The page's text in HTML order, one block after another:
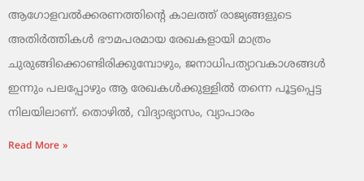
ആഗോളവൽക്കരണത്തിന്റെ കാലത്ത് രാജ്യങ്ങളുടെ
അതിർത്തികൾ ഭൗമപരമായ രേഖകളായി മാത്രം
ചുരുങ്ങിക്കൊണ്ടിരിക്കുമ്പോഴും, ജനാധിപത്യാവകാശങ്ങൾ
ഇന്നും പലപ്പോഴും ആ രേഖകൾക്കുള്ളിൽ തന്നെ പൂട്ടപ്പെട്ട
നിലയിലാണ്. തൊഴിൽ, വിദ്യാഭ്യാസം, വ്യാപാരം
Read More »